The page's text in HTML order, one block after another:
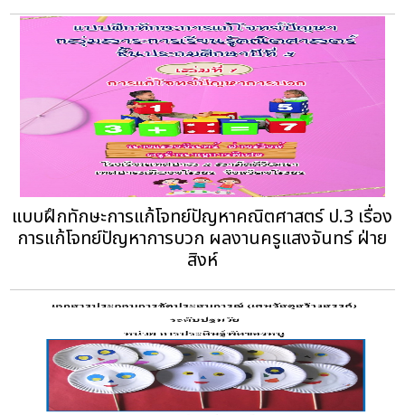
แบบฝึกทักษะการแก้โจทย์ปัญหาคณิตศาสตร์ ป.3 เรื่อง
การแก้โจทย์ปัญหาการบวก ผลงานครูแสงจันทร์ ฝ่าย
สิงห์